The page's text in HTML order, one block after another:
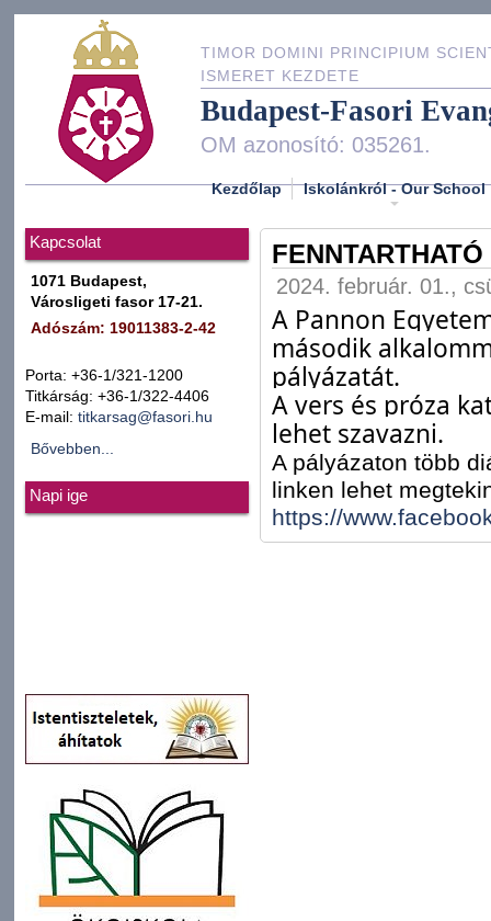
TIMOR DOMINI PRINCIPIUM
ISMERET KEZDETE
Budapest-Fasori
OM azonosító: 035261.
Kezdőlap Iskolánkról - Our School
Kapcsolat
1071 Budapest,
Városligeti fasor 17-21.
Adószám: 19011383-2-42
Porta: +36-1/321-1200
Titkárság: +36-1/322-4406
E-mail: titkarsag@fasori.hu
Bővebben...
Napi ige
2024. február. 01.,
A Pannon
második
pályázatát.
A vers és próza
lehet szavazni.
A pályázaton több
linken lehet
https://